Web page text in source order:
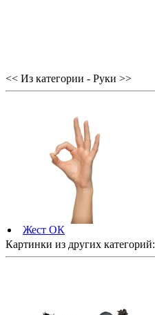
<< Из категории - Руки >>
Жест ОК
Картинки из других категорий: